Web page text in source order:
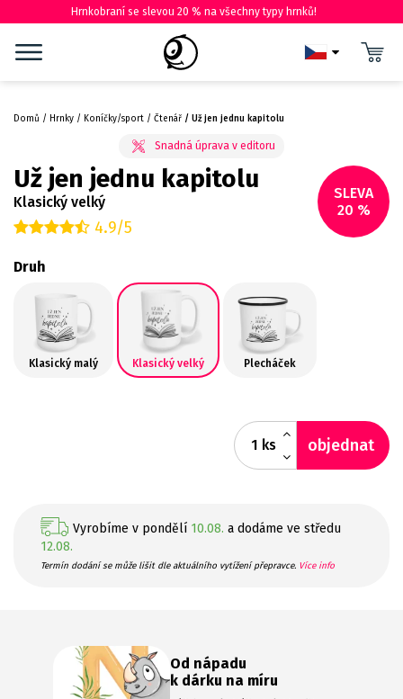
Hrnkobraní se slevou 20 % na všechny typy hrnků!
Domů Hrnky Koníčky/sport Čtenář Už jen jednu kapitolu
SLEVA
20 %
Už jen jednu kapitolu
Klasický velký
4.9/5
Druh
Klasický malý Klasický velký Plecháček
ks objednat
Vyrobíme v pondělí 10.08. a dodáme ve středu
12.08.
Termín dodání se může lišit dle aktuálního vytížení přepravce. Více info
Od nápadu
k dárku na míru